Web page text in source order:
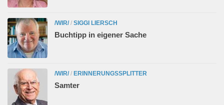
/WIR/ / SIGGI LIERSCH
Buchtipp in eigener Sache
/WIR/ / ERINNERUNGSSPLITTER
Samter